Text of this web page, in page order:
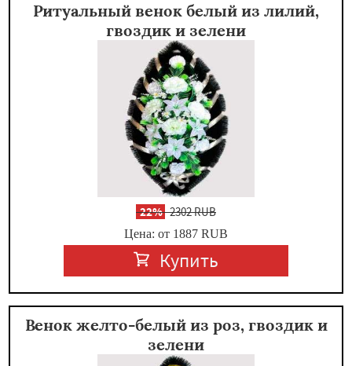
Ритуальный венок белый из лилий,
гвоздик и зелени
-22%2302 RUB
Цена: от 1887 RUB
Купить
Венок желто-белый из роз, гвоздик и
зелени